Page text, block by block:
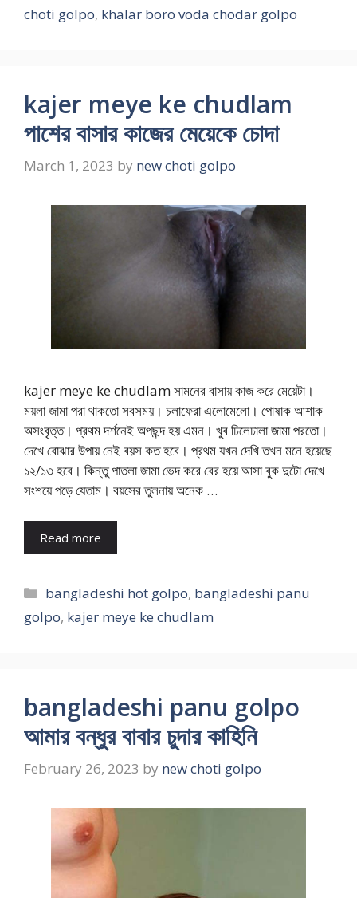
choti golpo, khalar boro voda chodar golpo
kajer meye ke chudlam
পাশের বাসার কাজের মেয়েকে চোদা
March 1, 2023 by new choti golpo
kajer meye ke chudlam সামনের বাসায় কাজ করে মেয়েটা।
ময়লা জামা পরা থাকতো সবসময়। চলাফেরা এলোমেলো। পোষাক আশাক
অসংবৃত্ত। প্রথম দর্শনেই অপছন্দ হয় এমন। খুব ঢিলেঢালা জামা পরতো।
দেখে বোঝার উপায় নেই বয়স কত হবে। প্রথম যখন দেখি তখন মনে হয়েছে
১২/১৩ হবে। কিন্তু পাতলা জামা ভেদ করে বের হয়ে আসা বুক দুটো দেখে
সংশয়ে পড়ে যেতাম। বয়সের তুলনায় অনেক …
Read more
Categories
bangladeshi hot golpo, bangladeshi panu
golpo, kajer meye ke chudlam
bangladeshi panu golpo
আমার বন্ধুর বাবার চুদার কাহিনি
February 26, 2023 by new choti golpo